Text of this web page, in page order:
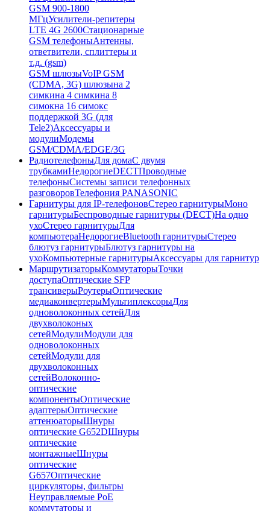
GSM 900-1800
МГцУсилители-репитеры
LTE 4G 2600Стационарные
GSM телефоныАнтенны,
ответвители, сплиттеры и
т.д. (gsm)
GSM шлюзыVoIP GSM
(CDMA, 3G) шлюзына 2
симкина 4 симкина 8
симокна 16 симокс
поддержкой 3G (для
Tele2)Аксессуары и
модулиМодемы
GSM/CDMA/EDGE/3G
РадиотелефоныДля домаС двумя
трубкамиНедорогиеDECTПроводные
телефоныСистемы записи телефонных
разговоровТелефония PANASONIC
Гарнитуры для IP-телефоновСтерео гарнитурыМоно
гарнитурыБеспроводные гарнитуры (DECT)На одно
ухоСтерео гарнитурыДля
компьютераНедорогиеBluetooth гарнитурыСтерео
блютуз гарнитурыБлютуз гарнитуры на
ухоКомпьютерные гарнитурыАксессуары для гарнитур
МаршрутизаторыКоммутаторыТочки
доступаОптические SFP
трансиверыРоутерыОптические
медиаконвертерыМультиплексорыДля
одноволоконных сетейДля
двухволоконых
сетейМодулиМодули для
одноволоконных
сетейМодули для
двухволоконных
сетейВолоконно-
оптические
компонентыОптические
адаптерыОптические
аттенюаторыШнуры
оптические G652DШнуры
оптические
монтажныеШнуры
оптические
G657Оптические
циркуляторы, фильтры
Неуправляемые PoE
коммутаторы и